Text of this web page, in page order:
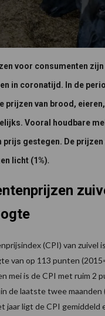
voor consumenten
in coronatijd. In de
prijzen van brood,
Vooral houdbare
prijs gestegen. De prijzen
licht (1%).
(CPI) van zuivel
van op 113 punten
mei is de CPI met ruim 2
de laatste twee maanden
jaar ligt de CPI gemiddeld